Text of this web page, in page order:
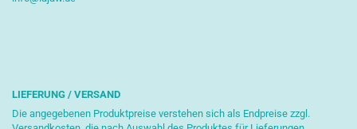
LIEFERUNG / VERSAND
Die angegebenen Produktpreise verstehen sich als Endpreise zzgl.